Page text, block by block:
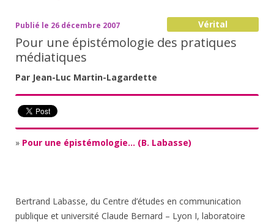
Publié le 26 décembre 2007 Vérital
Pour une épistémologie des pratiques
médiatiques
Par Jean-Luc Martin-Lagardette
» Pour une épistémologie... (B. Labasse)
Bertrand Labasse, du Centre d’études en communication
publique et université Claude Bernard – Lyon I, laboratoire